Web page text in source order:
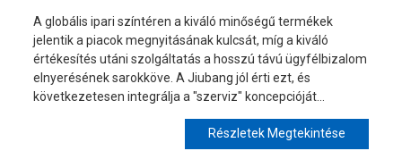
A globális ipari színtéren a kiváló minőségű termékek
jelentik a piacok megnyitásának kulcsát, míg a kiváló
értékesítés utáni szolgáltatás a hosszú távú ügyfélbizalom
elnyerésének sarokköve. A Jiubang jól érti ezt, és
következetesen integrálja a "szerviz" koncepcióját...
Részletek Megtekintése